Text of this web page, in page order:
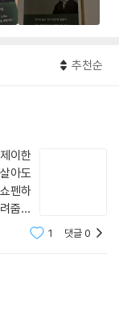
추천순
이한
아도
펜하
줍니
하면
1 댓글0